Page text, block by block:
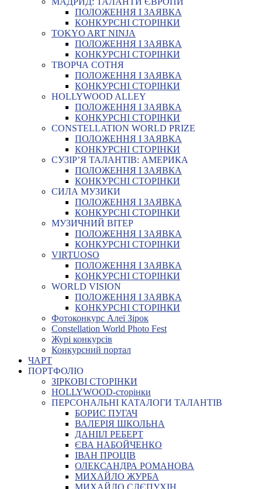
ПОЛОЖЕННЯ І ЗАЯВКА
КОНКУРСНІ СТОРІНКИ
TOKYO ART NINJA
ПОЛОЖЕННЯ І ЗАЯВКА
КОНКУРСНІ СТОРІНКИ
ТВОРЧА СОТНЯ
ПОЛОЖЕННЯ І ЗАЯВКА
КОНКУРСНІ СТОРІНКИ
HOLLYWOOD ALLEY
ПОЛОЖЕННЯ І ЗАЯВКА
КОНКУРСНІ СТОРІНКИ
CONSTELLATION WORLD PRIZE
ПОЛОЖЕННЯ І ЗАЯВКА
КОНКУРСНІ СТОРІНКИ
СУЗІР’Я ТАЛАНТІВ: АМЕРИКА
ПОЛОЖЕННЯ І ЗАЯВКА
КОНКУРСНІ СТОРІНКИ
СИЛА МУЗИКИ
ПОЛОЖЕННЯ І ЗАЯВКА
КОНКУРСНІ СТОРІНКИ
МУЗИЧНИЙ ВІТЕР
ПОЛОЖЕННЯ І ЗАЯВКА
КОНКУРСНІ СТОРІНКИ
VIRTUOSO
ПОЛОЖЕННЯ І ЗАЯВКА
КОНКУРСНІ СТОРІНКИ
WORLD VISION
ПОЛОЖЕННЯ І ЗАЯВКА
КОНКУРСНІ СТОРІНКИ
Фотоконкурс Алеї Зірок
Constellation World Photo Fest
Журі конкурсів
Конкурсний портал
ЧАРТ
ПОРТФОЛІО
ЗІРКОВІ СТОРІНКИ
HOLLYWOOD-сторінки
ПЕРСОНАЛЬНІ КАТАЛОГИ ТАЛАНТІВ
БОРИС ПУГАЧ
ВАЛЕРІЯ ШКОЛЬНА
ДАНІІЛ РЕБЕРТ
ЄВА НАБОЙЧЕНКО
ІВАН ПРОЦІВ
ОЛЕКСАНДРА РОМАНОВА
МИХАЙЛО ЖУРБА
МИХАЙЛО СЛЄПУХІН